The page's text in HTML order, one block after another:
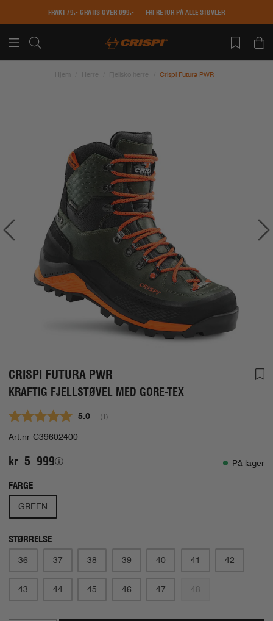
FRAKT 79,- GRATIS OVER 899,- FRI RETUR PÅ ALLE STØVLER
Hjem Herre Fjellsko herre Crispi Futura PWR
CRISPI FUTURA PWR
KRAFTIG FJELLSTØVEL MED GORE-TEX
Gjennomsnittskarakter:
5.0 (stemmer:
1)
Art.nr C39602400
kr 5 999 På lager
FARGE
GREEN
STØRRELSE
36 37 38 39 40 41 42
43 44 45 46 47 48